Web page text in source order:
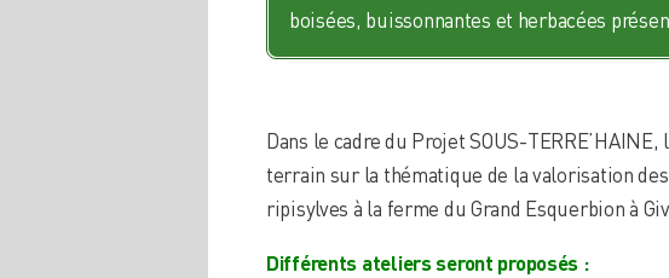
boisées, buissonnantes et herbacées
Dans le cadre du Projet SOUS-
terrain sur la thématique de la valorisation
ripisylves à la ferme du Grand Esquerbion à
Différents ateliers seront proposés :